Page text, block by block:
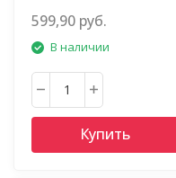
599,90 руб.
В наличии
Купить